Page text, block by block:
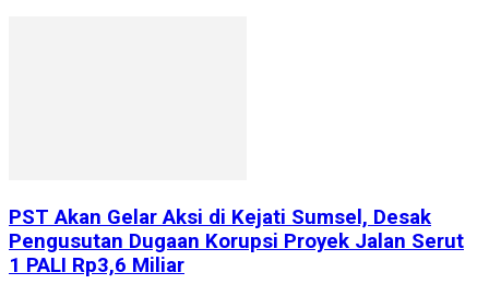
PST Akan Gelar Aksi di Kejati Sumsel, Desak
Pengusutan Dugaan Korupsi Proyek Jalan Serut
1 PALI Rp3,6 Miliar